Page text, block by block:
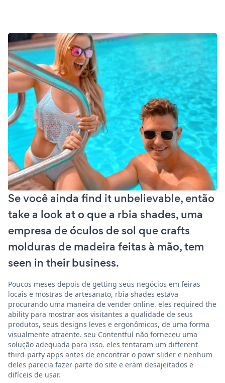
Se você ainda find it unbelievable, então
take a look at o que a rbia shades, uma
empresa de óculos de sol que crafts
molduras de madeira feitas à mão, tem
seen in their business.
Poucos meses depois de getting seus negócios em feiras
locais e mostras de artesanato, rbia shades estava
procurando uma maneira de vender online. eles required the
ability para mostrar aos visitantes a qualidade de seus
produtos, seus designs leves e ergonômicos, de uma forma
visualmente atraente. seu Contentful não forneceu uma
solução adequada para isso. eles tentaram um different
third-party apps antes de encontrar o powr slider e nenhum
deles parecia fazer parte do site e eram desajeitados e
difíceis de usar.